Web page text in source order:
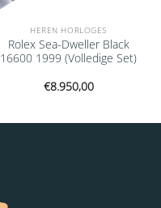
HEREN HORLOGES
Rolex Sea-Dweller Black
16600 1999 (Volledige Set)
€8.950,00